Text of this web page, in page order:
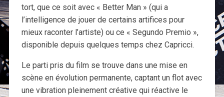
tort, que ce soit avec « Better Man » (qui a
l’intelligence de jouer de certains artifices pour
mieux raconter l’artiste) ou ce « Segundo Premio »,
disponible depuis quelques temps chez Capricci.
Le parti pris du film se trouve dans une mise en
scène en évolution permanente, captant un flot avec
une vibration pleinement créative qui réactive le